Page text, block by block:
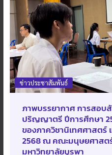
ข่าวประชาสัมพันธ์
ภาพบรรยากาศ การสอบ
ปริญญาตรี ปีการศึกษา
ของภาควิชานิเทศศาสตร์
2568 ณ คณะมนุษยศาสต
มหาวิทยาลัยบูรพา